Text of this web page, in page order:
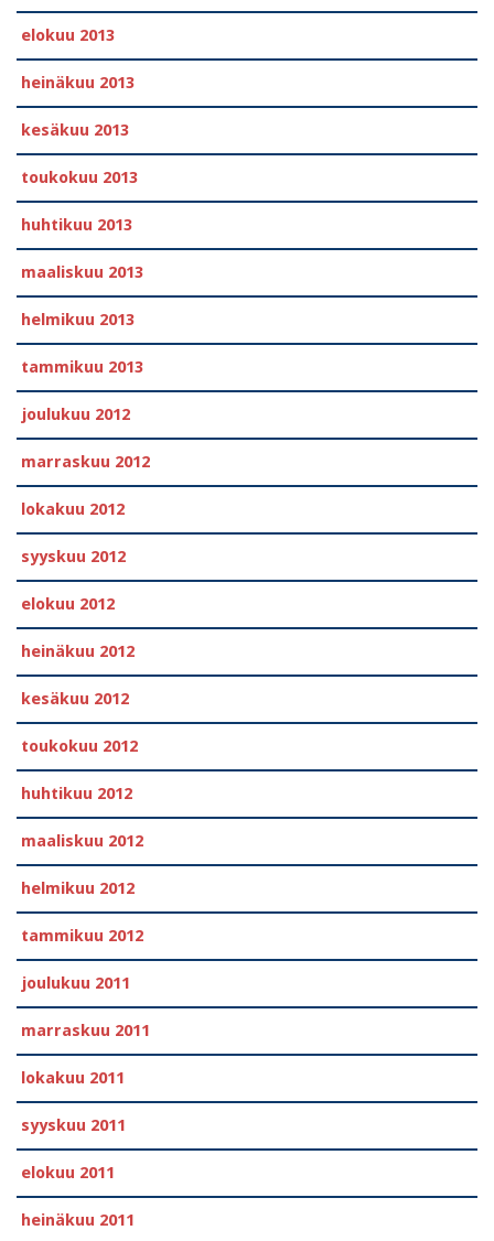
elokuu 2013
heinäkuu 2013
kesäkuu 2013
toukokuu 2013
huhtikuu 2013
maaliskuu 2013
helmikuu 2013
tammikuu 2013
joulukuu 2012
marraskuu 2012
lokakuu 2012
syyskuu 2012
elokuu 2012
heinäkuu 2012
kesäkuu 2012
toukokuu 2012
huhtikuu 2012
maaliskuu 2012
helmikuu 2012
tammikuu 2012
joulukuu 2011
marraskuu 2011
lokakuu 2011
syyskuu 2011
elokuu 2011
heinäkuu 2011